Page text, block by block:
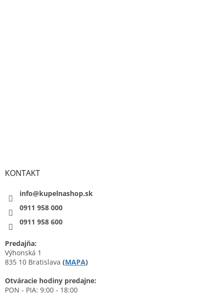
KONTAKT
info@kupelnashop.sk
0911 958 000
0911 958 600
Predajňa:
Výhonská 1
835 10 Bratislava (MAPA)
Otváracie hodiny predajne:
PON - PIA: 9:00 - 18:00